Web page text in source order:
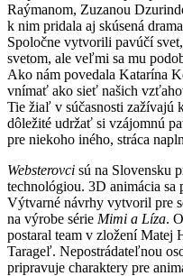
Raýmanom, Zuzanou
k nim pridala aj skúsená
Spoločne vytvorili pavúčí
svetom, ale veľmi sa mu
Ako nám povedala Katarína
vnímať ako sieť našich
Tie žiaľ v súčasnosti zažívajú
dôležité udržať si vzájomnú
pre niekoho iného, stráca
Websterovci sú na Slovensku
technológiou. 3D animácia
Výtvarné návrhy vytvoril pre
na výrobe série Mimi a Líza.
postaral team v zložení Matej
Tarageľ. Nepostrádateľnou
pripravuje charaktery pre